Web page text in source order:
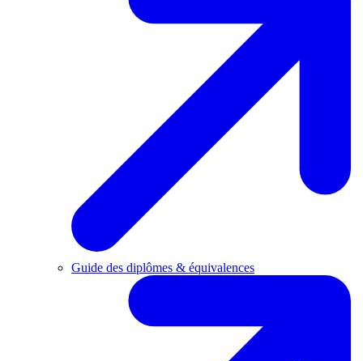
Guide des diplômes & équivalences